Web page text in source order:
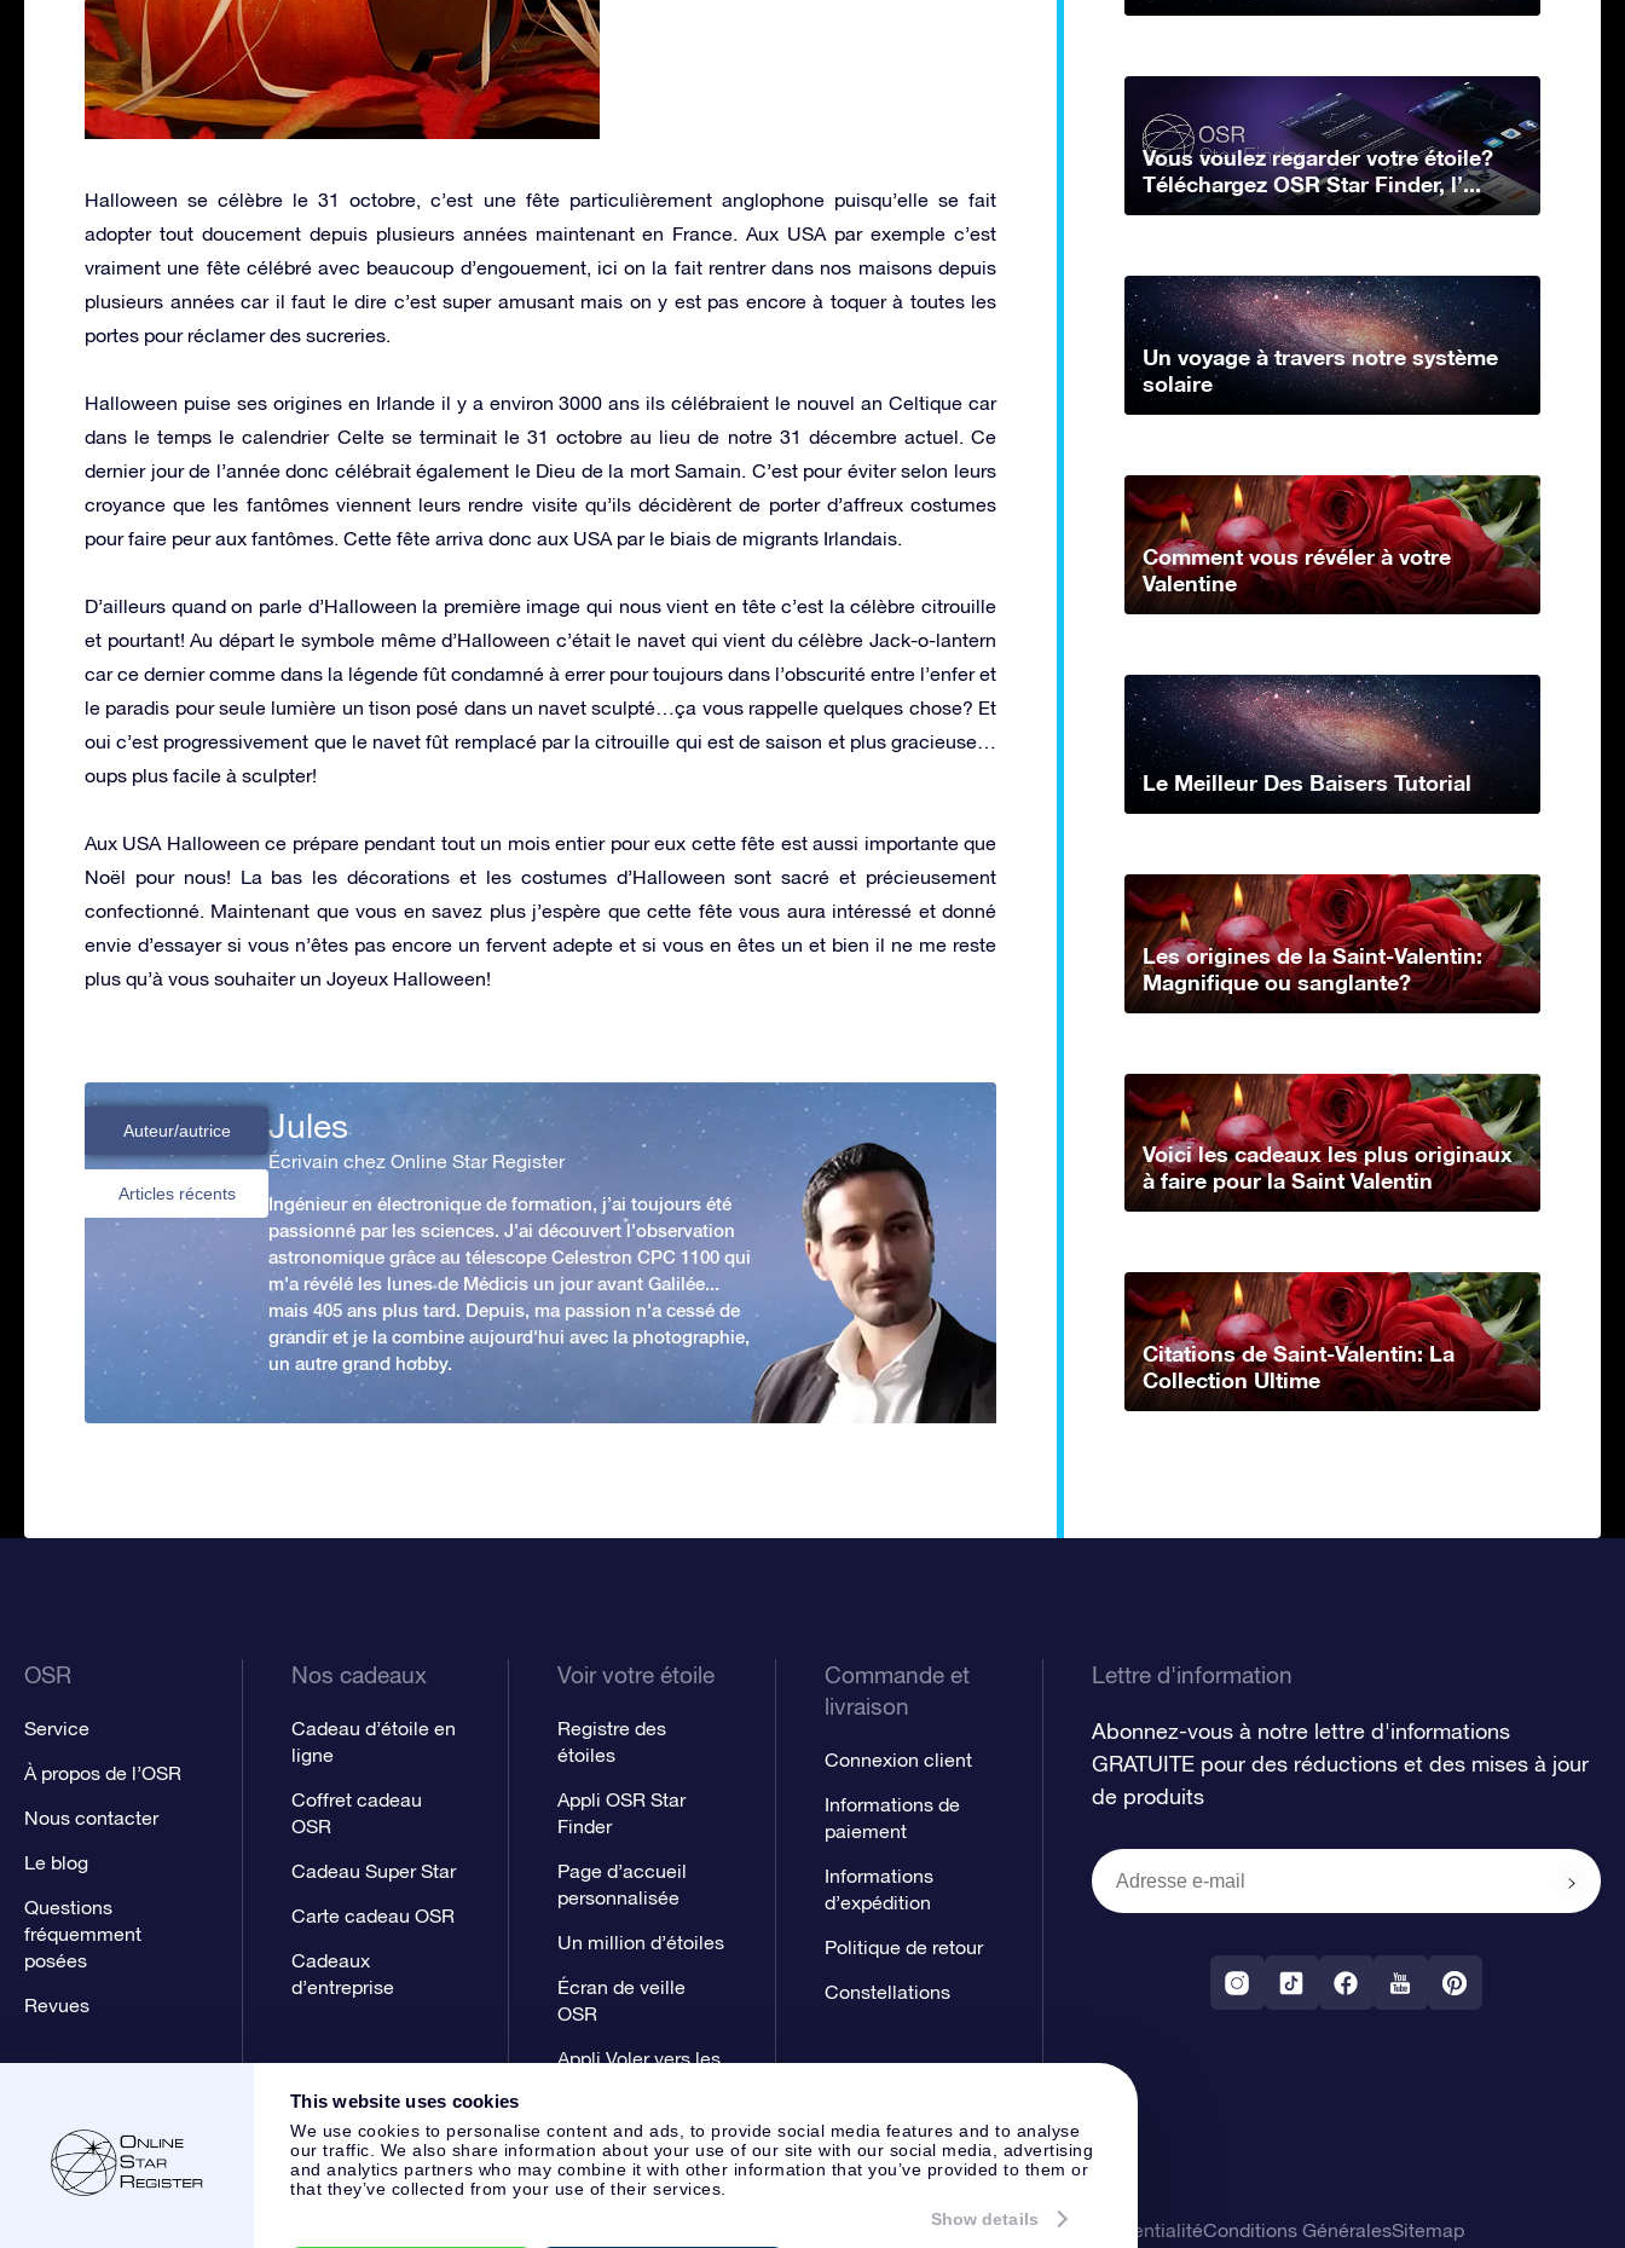
This website uses cookies
We use cookies to personalise content and ads, to provide social media features and to analyse
our traffic. We also share information about your use of our site with our social media, advertising
and analytics partners who may combine it with other information that you’ve provided to them or
that they’ve collected from your use of their services.
Show details
Halloween se célèbre le 31 octobre, c’est une fête particulièrement anglophone puisqu’elle se fait
adopter tout doucement depuis plusieurs années maintenant en France. Aux USA par exemple c’est
vraiment une fête célébré avec beaucoup d’engouement, ici on la fait rentrer dans nos maisons depuis
plusieurs années car il faut le dire c’est super amusant mais on y est pas encore à toquer à toutes les
portes pour réclamer des sucreries.
Halloween puise ses origines en Irlande il y a environ 3000 ans ils célébraient le nouvel an Celtique car
dans le temps le calendrier Celte se terminait le 31 octobre au lieu de notre 31 décembre actuel. Ce
dernier jour de l’année donc célébrait également le Dieu de la mort Samain. C’est pour éviter selon leurs
croyance que les fantômes viennent leurs rendre visite qu’ils décidèrent de porter d’affreux costumes
pour faire peur aux fantômes. Cette fête arriva donc aux USA par le biais de migrants Irlandais.
D’ailleurs quand on parle d’Halloween la première image qui nous vient en tête c’est la célèbre citrouille
et pourtant! Au départ le symbole même d’Halloween c’était le navet qui vient du célèbre Jack-o-lantern
car ce dernier comme dans la légende fût condamné à errer pour toujours dans l’obscurité entre l’enfer et
le paradis pour seule lumière un tison posé dans un navet sculpté…ça vous rappelle quelques chose? Et
oui c’est progressivement que le navet fût remplacé par la citrouille qui est de saison et plus gracieuse…
oups plus facile à sculpter!
Aux USA Halloween ce prépare pendant tout un mois entier pour eux cette fête est aussi importante que
Noël pour nous! La bas les décorations et les costumes d’Halloween sont sacré et précieusement
confectionné. Maintenant que vous en savez plus j’espère que cette fête vous aura intéressé et donné
envie d’essayer si vous n’êtes pas encore un fervent adepte et si vous en êtes un et bien il ne me reste
plus qu’à vous souhaiter un Joyeux Halloween!
Auteur/autrice
Articles récents
Jules
Écrivain chez Online Star Register
Ingénieur en électronique de formation, j’ai toujours été
passionné par les sciences. J'ai découvert l'observation
astronomique grâce au télescope Celestron CPC 1100 qui
m'a révélé les lunes de Médicis un jour avant Galilée...
mais 405 ans plus tard. Depuis, ma passion n'a cessé de
grandir et je la combine aujourd'hui avec la photographie,
un autre grand hobby.
Vous voulez regarder votre étoile?
Téléchargez OSR Star Finder, l’...
Un voyage à travers notre système
solaire
Comment vous révéler à votre
Valentine
Le Meilleur Des Baisers Tutorial
Les origines de la Saint-Valentin:
Magnifique ou sanglante?
Voici les cadeaux les plus originaux
à faire pour la Saint Valentin
Citations de Saint-Valentin: La
Collection Ultime
OSR
Service
À propos de l’OSR
Nous contacter
Le blog
Questions
fréquemment
posées
Revues
Nos cadeaux
Cadeau d’étoile en
ligne
Coffret cadeau
OSR
Cadeau Super Star
Carte cadeau OSR
Cadeaux
d’entreprise
Voir votre étoile
Registre des
étoiles
Appli OSR Star
Finder
Page d’accueil
personnalisée
Un million d’étoiles
Écran de veille
OSR
Appli Voler vers les
Commande et
livraison
Connexion client
Informations de
paiement
Informations
d’expédition
Politique de retour
Constellations
Lettre d'information
Abonnez-vous à notre lettre d'informations
GRATUITE pour des réductions et des mises à jour
de produits
Page de presseDéclaration de confidentialitéConditions GénéralesSitemap